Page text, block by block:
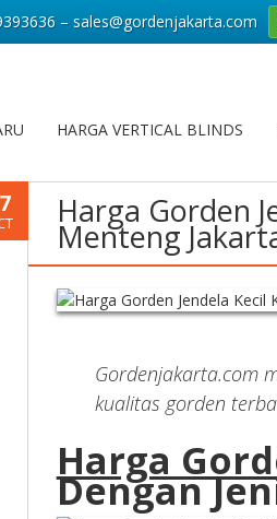
HARGA VERTICAL BLINDS
Harga Gorden
Menteng
Gordenjakarta.com
kualitas gorden
Harga
Dengan
– sales@gordenjakarta.com